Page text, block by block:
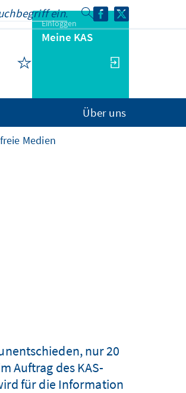
Einloggen
Meine KAS
Über uns
Medien
nur 20
Auftrag des KAS-
für die Information